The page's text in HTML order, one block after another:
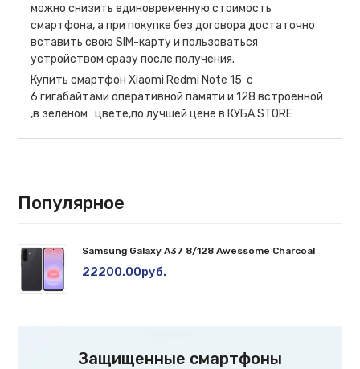
можно снизить единовременную стоимость
смартфона, а при покупке без договора достаточно
вставить свою SIM-карту и пользоваться
устройством сразу после получения.
Купить смартфон Xiaomi Redmi Note 15 c
6 гигабайтами оперативной памяти и 128 встроенной
,в зеленом цвете,по лучшей цене в КУБА.STORE
Популярное
Samsung Galaxy A37 8/128 Awessome Charcoal
22200.00руб.
Защищенные смартфоны